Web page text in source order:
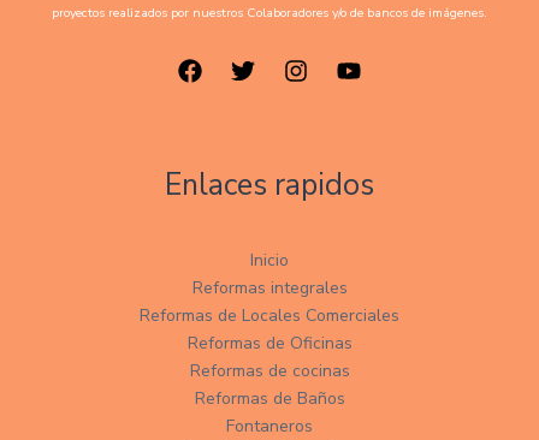
proyectos realizados por nuestros Colaboradores y/o de bancos de imágenes.
Enlaces rapidos
Inicio
Reformas integrales
Reformas de Locales Comerciales
Reformas de Oficinas
Reformas de cocinas
Reformas de Baños
Fontaneros